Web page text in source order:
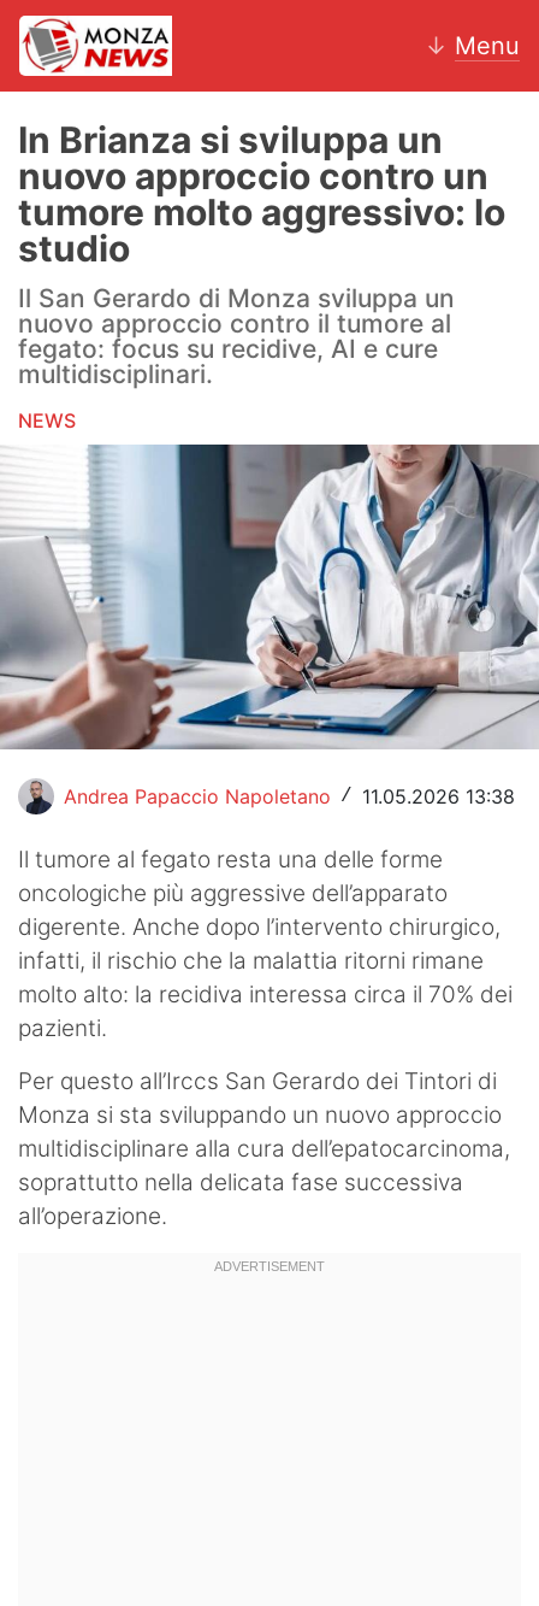
↓ Menu
News
AC Monza
Calcio
Motori
Volley
Hockey
Altri sport
Hockey
Pallanuoto
Pallamano
Altre
News
Eventi
In Brianza si sviluppa un
nuovo approccio contro un
tumore molto aggressivo: lo
studio
Il San Gerardo di Monza sviluppa un
nuovo approccio contro il tumore al
fegato: focus su recidive, AI e cure
multidisciplinari.
NEWS
Andrea Papaccio Napoletano / 11.05.2026 13:38
Il tumore al fegato resta una delle forme
oncologiche più aggressive dell’apparato
digerente. Anche dopo l’intervento chirurgico,
infatti, il rischio che la malattia ritorni rimane
molto alto: la recidiva interessa circa il 70% dei
pazienti.
Per questo all’Irccs San Gerardo dei Tintori di
Monza si sta sviluppando un nuovo approccio
multidisciplinare alla cura dell’epatocarcinoma,
soprattutto nella delicata fase successiva
all’operazione.